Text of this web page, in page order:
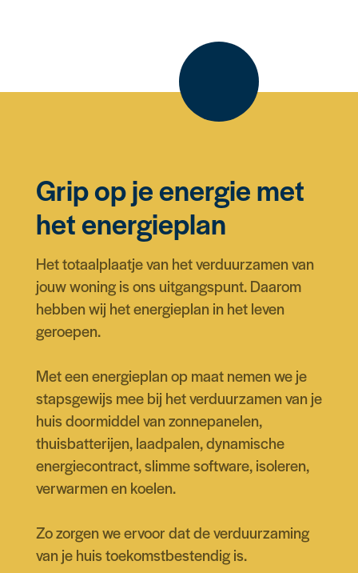
Grip op je energie met
het energieplan
Het totaalplaatje van het verduurzamen van
jouw woning is ons uitgangspunt. Daarom
hebben wij het energieplan in het leven
geroepen.
Met een energieplan op maat nemen we je
stapsgewijs mee bij het verduurzamen van je
huis doormiddel van zonnepanelen,
thuisbatterijen, laadpalen, dynamische
energiecontract, slimme software, isoleren,
verwarmen en koelen.
Zo zorgen we ervoor dat de verduurzaming
van je huis toekomstbestendig is.